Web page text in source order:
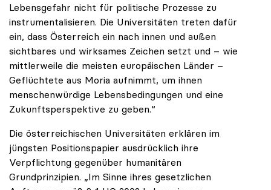
Lebensgefahr nicht für politische Prozesse zu
instrumentalisieren. Die Universitäten treten dafür
ein, dass Österreich ein nach innen und außen
sichtbares und wirksames Zeichen setzt und – wie
mittlerweile die meisten europäischen Länder –
Geflüchtete aus Moria aufnimmt, um ihnen
menschenwürdige Lebensbedingungen und eine
Zukunftsperspektive zu geben.“
Die österreichischen Universitäten erklären im
jüngsten Positionspapier ausdrücklich ihre
Verpflichtung gegenüber humanitären
Grundprinzipien. „Im Sinne ihres gesetzlichen